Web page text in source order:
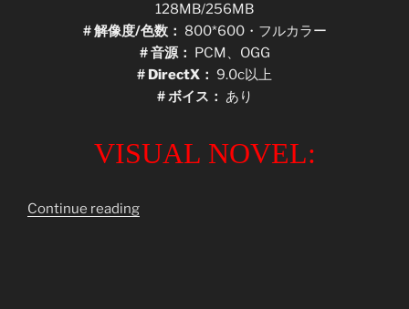
128MB/256MB
# 解像度/色数： 800*600・フルカラー
# 音源： PCM、OGG
# DirectX： 9.0c以上
# ボイス： あり
VISUAL NOVEL:
Continue reading“[VnSharing]